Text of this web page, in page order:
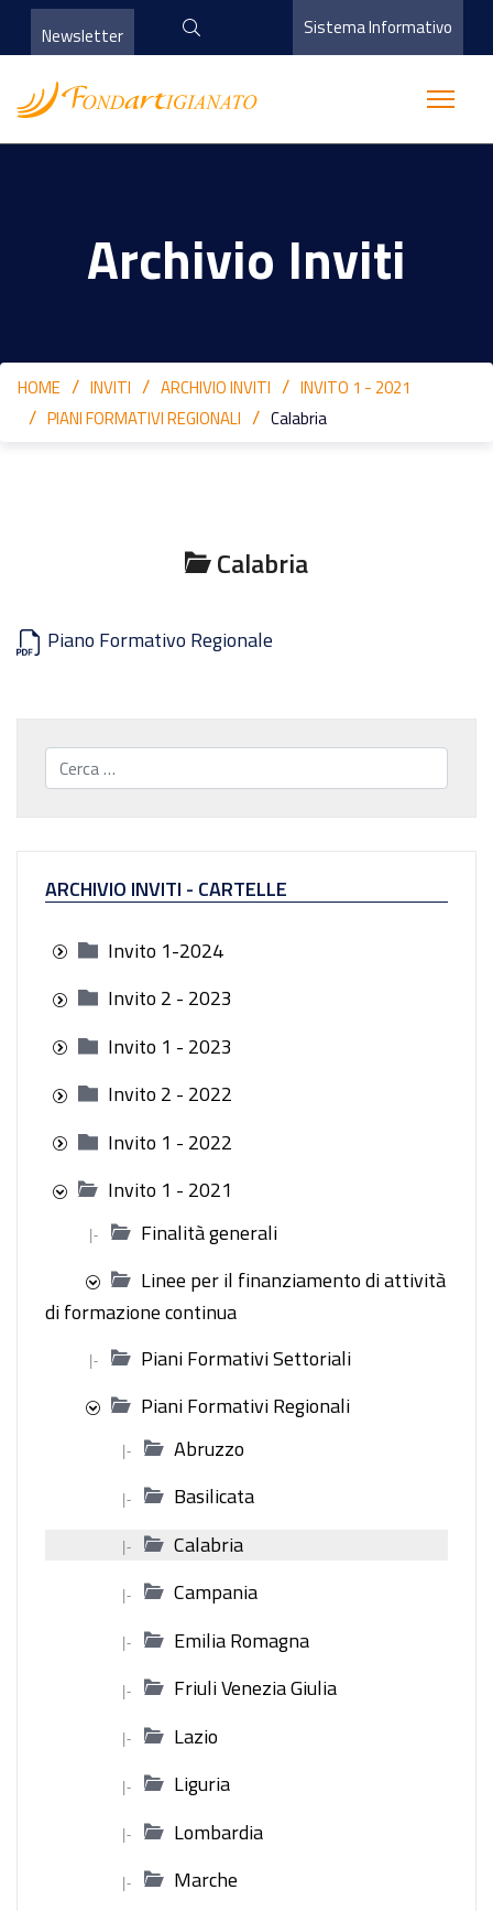
Newsletter Sistema Informativo
Archivio Inviti
HOME INVITI ARCHIVIO INVITI
INVITO 1 - 2021
PIANI FORMATIVI REGIONALI
Calabria
Calabria
Piano Formativo Regionale
Cerca...
ARCHIVIO INVITI - CARTELLE
Invito 1-2024
Invito 2 - 2023
Invito 1 - 2023
Invito 2 - 2022
Invito 1 - 2022
Invito 1 - 2021
|-
Finalità generali
Linee per il finanziamento di attività
di formazione continua
|-
Piani Formativi Settoriali
Piani Formativi Regionali
|- Abruzzo
|- Basilicata
|- Calabria
|- Campania
|- Emilia Romagna
|- Friuli Venezia Giulia
|- Lazio
|- Liguria
|- Lombardia
|- Marche